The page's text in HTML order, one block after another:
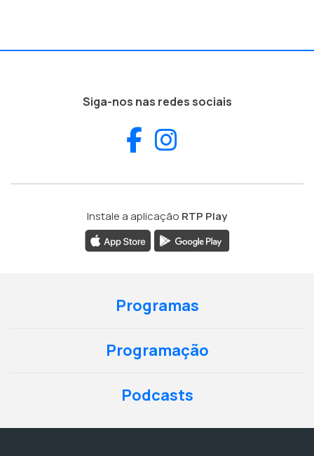
Siga-nos nas redes sociais
Facebook
Instale a aplicação RTP Play
Programas
Programação
Podcasts